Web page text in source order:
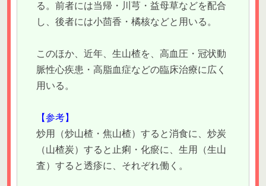
る。前者には当帰・川芎・益母草などを配合
し、後者には小茴香・橘核などと用いる。
このほか、近年、生山楂を、高血圧・冠状動
脈性心疾患・高脂血症などの臨床治療に広く
用いる。
【参考】
炒用（炒山楂・焦山楂）すると消食に、炒炭
（山楂炭）すると止痢・化瘀に、生用（生山
査）すると透疹に、それぞれ働く。